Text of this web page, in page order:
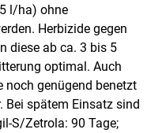
l/ha) ohne
Herbizide gegen
diese ab ca. 3 bis 5
optimal. Auch
noch genügend benetzt
Bei spätem Einsatz sind
S/Zetrola: 90 Tage;